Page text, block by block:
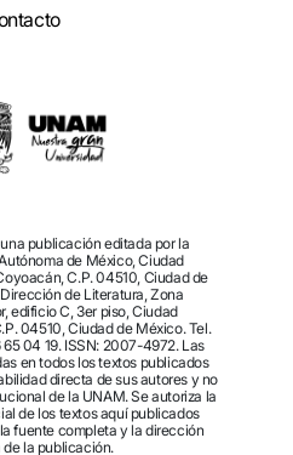
publicación editada por la
de México, Ciudad
C.P. 04510, Ciudad de
de Literatura, Zona
edificio C, 3er piso, Ciudad
04510, Ciudad de México. Tel.
04 19. ISSN: 2007-4972. Las
en todos los textos publicados
directa de sus autores y no
de la UNAM. Se autoriza la
de los textos aquí publicados
fuente completa y la dirección
la publicación.